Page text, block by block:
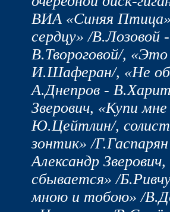
ВИА «Синяя
сердцу» /
В.Твороговой/,
И.Шаферан/, «Не
А.Днепров -
Зверович, «Купи
Ю.Цейтлин/,
зонтик» /
Александр
сбывается» /
мною и тобою» /